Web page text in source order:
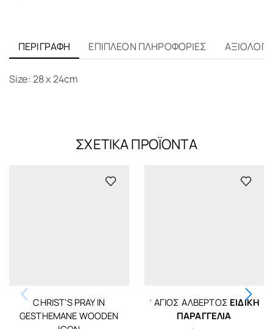
ΠΕΡΙΓΡΑΦΉ ΕΠΙΠΛΈΟΝ ΠΛΗΡΟΦΟΡΊΕΣ
Size: 28 x 24cm
ΣΧΕΤΙΚΆ ΠΡΟΪΌΝΤΑ
CHRIST’S PRAY IN
GESTHEMANE WOODEN
΄ΑΓΙΟΣ ΑΛΒΈΡΤΟΣ ΕΙΔΙΚΉ
ΠΑΡΑΓΓΕΛΊΑ